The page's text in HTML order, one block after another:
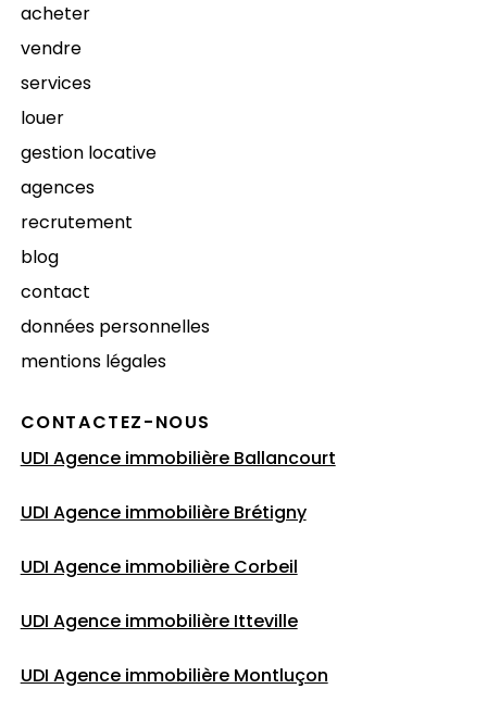
acheter
vendre
services
louer
gestion locative
agences
recrutement
blog
contact
données personnelles
mentions légales
CONTACTEZ-NOUS
UDI Agence immobilière Ballancourt
UDI Agence immobilière Brétigny
UDI Agence immobilière Corbeil
UDI Agence immobilière Itteville
UDI Agence immobilière Montluçon